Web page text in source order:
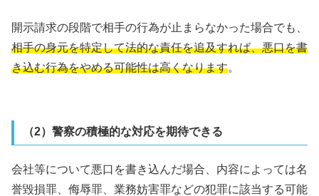
開示請求の段階で相手の行為が止まらなかった場合でも、
相手の身元を特定して法的な責任を追及すれば、悪口を書
き込む行為をやめる可能性は高くなります。
（2）警察の積極的な対応を期待できる
会社等について悪口を書き込んだ場合、内容によっては名
誉毀損罪、侮辱罪、業務妨害罪などの犯罪に該当する可能